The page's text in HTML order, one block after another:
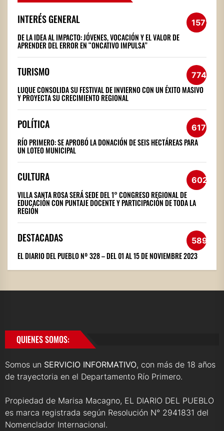
INTERÉS GENERAL 1572
DE LA IDEA AL IMPACTO: JÓVENES, VOCACIÓN Y EL VALOR DE
APRENDER DEL ERROR EN “ONCATIVO IMPULSA”
TURISMO 774
LUQUE CONSOLIDA SU FESTIVAL DE INVIERNO CON UN ÉXITO MASIVO
Y PROYECTA SU CRECIMIENTO REGIONAL
POLÍTICA 617
RÍO PRIMERO: SE APROBÓ LA DONACIÓN DE SEIS HECTÁREAS PARA
UN LOTEO MUNICIPAL
CULTURA 602
VILLA SANTA ROSA SERÁ SEDE DEL 1° CONGRESO REGIONAL DE
EDUCACIÓN CON PUNTAJE DOCENTE Y PARTICIPACIÓN DE TODA LA
REGIÓN
DESTACADAS 589
EL DIARIO DEL PUEBLO Nº 328 – DEL 01 AL 15 DE NOVIEMBRE 2023
QUIENES SOMOS:
Somos un SERVICIO INFORMATIVO, con más de 18 años
de trayectoria en el Departamento Río Primero.
Propiedad de Marisa Macagno, EL DIARIO DEL PUEBLO
es marca registrada según Resolución N° 2941831 del
Nomenclador Internacional.